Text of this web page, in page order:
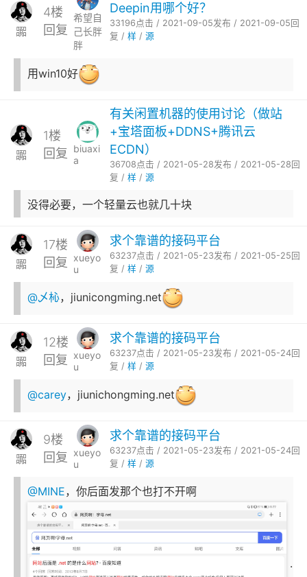
嚻
4楼
回复
希望自
己长胖
胖
Deepin用哪个好？
33196点击 / 2021-09-05发布 / 2021-09-05回
复 / 样/ 源
用win10好
嚻
1楼
回复 biuaxi
a
有关闲置机器的使用讨论（做站
+宝塔面板+DDNS+腾讯云
ECDN）
36708点击 / 2021-05-28发布 / 2021-05-28回
复 / 样/ 源
没得必要，一个轻量云也就几十块
嚻
17楼
回复 xueyo
u
求个靠谱的接码平台
63237点击 / 2021-05-23发布 / 2021-05-25回
复 / 样/ 源
@乄杺，jiunicongming.net
嚻
12楼
回复 xueyo
u
求个靠谱的接码平台
63237点击 / 2021-05-23发布 / 2021-05-24回
复 / 样/ 源
@carey，jiunichongming.net
嚻
9楼
回复 xueyo
u
求个靠谱的接码平台
63237点击 / 2021-05-23发布 / 2021-05-24回
复 / 样/ 源
@MINE，你后面发那个也打不开啊